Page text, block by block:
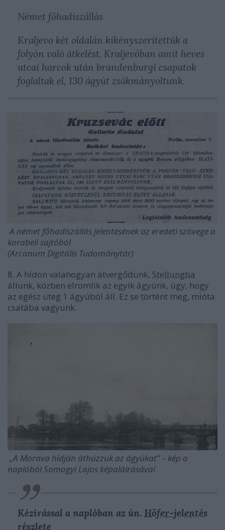
Német főhadiszállás
Kraljevo két oldalán kikényszerítettük a
folyón való átkelést. Kraljevóban amit heves
utcai harcok után brandenburgi csapatok
foglaltak el, 130 ágyút zsákmányoltunk.
A német főhadiszállás jelentésének az eredeti szövege a
korabeli sajtóból
(Arcanum Digitális Tudománytár)
8. A hídon valahogyan átvergődünk, Stellungba
állunk, közben elromlik az egyik ágyúnk, úgy, hogy
az egész üteg 1 ágyúból áll. Ez se történt meg, mióta
csatába vagyunk.
„A Morava hídján áthúzzuk az ágyúkat” – kép a
naplóból Somogyi Lajos képaláírásával
Kézírással a naplóban az ún. Höfer-jelentés
részlete